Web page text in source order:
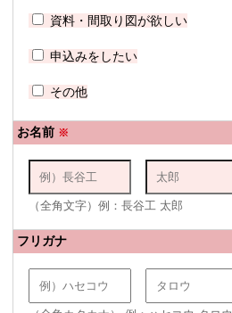
資料・間取り図が欲しい
申込みをしたい
その他
お名前 ※
（全角文字）例：長谷工 太郎
フリガナ